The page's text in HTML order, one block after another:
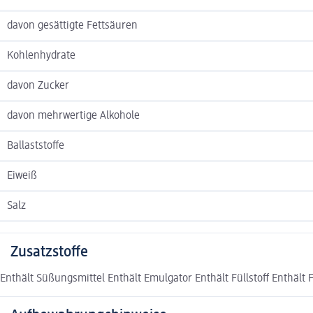
davon gesättigte Fettsäuren
Kohlenhydrate
davon Zucker
davon mehrwertige Alkohole
Ballaststoffe
Eiweiß
Salz
Zusatzstoffe
Enthält Süßungsmittel Enthält Emulgator Enthält Füllstoff Enthält